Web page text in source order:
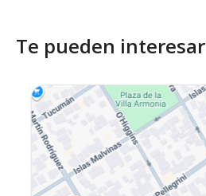
Te pueden interesar